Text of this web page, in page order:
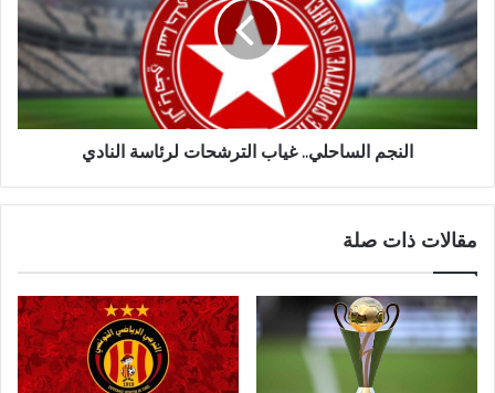
النجم الساحلي.. غياب الترشحات لرئاسة النادي
مقالات ذات صلة